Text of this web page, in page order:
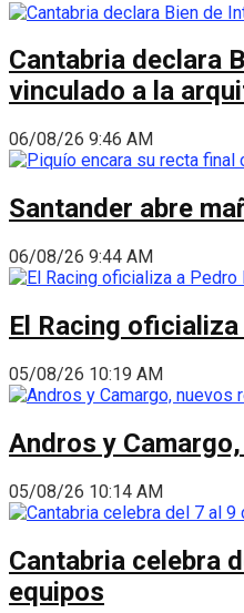
Cantabria declara
vinculado a la
06/08/26 9:46 AM
Santander abre
06/08/26 9:44 AM
El Racing
05/08/26 10:19 AM
Andros y
05/08/26 10:14 AM
Cantabria celebra
equipos